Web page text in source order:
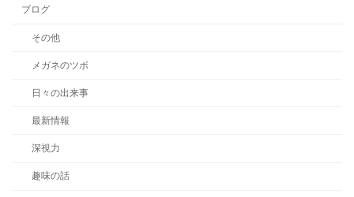
ブログ
その他
メガネのツボ
日々の出来事
最新情報
深視力
趣味の話